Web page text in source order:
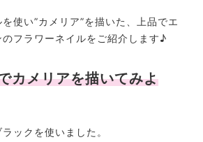
使い”カメリア”を描いた、上品でエ
フラワーネイルをご紹介します♪
カメリアを描いてみよ
ックを使いました。